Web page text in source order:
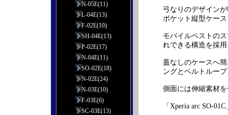
弓なりのデザイン
ポケット縦型ケー
モバイルベストの
れできる構造を採
蓋なしのケースへ
ングとベルトルー
側面には伸縮素材
「Xperia arc SO-
N-05E(11)
L-04E(13)
F-02E(10)
SH-04E(13)
P-02E(17)
N-04E(11)
SO-02E(18)
N-02E(24)
N-03E(10)
F-03E(6)
SC-03E(13)